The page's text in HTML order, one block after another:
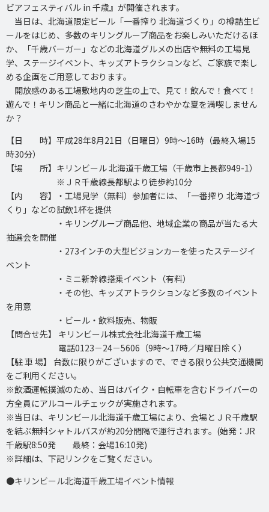
ビアフェスティバル in 千歳』が開催されます。
当日は、北海道限定ビール「一番搾り 北海道づくり」の樽詰生ビ
ールをはじめ、多数のキリングループ商品をお楽しみいただけるほ
か、「千歳バーガー」などの北海道グルメの出店や無料の工場見
学、ステージイベント、キッズアトラクションなど、ご家族で楽し
める企画をご用意しております。
開放感のある工場敷地内の芝生の上で、見て！飲んで！食べて！
遊んで！キリン商品と一緒に北海道のさわやかな夏を満喫しません
か？
【日 時】平成28年8月21日（日曜日）9時～16時（最終入場15
時30分）
【場 所】キリンビール 北海道千歳工場（千歳市上長都949-1）
※ＪＲ千歳線長都駅より徒歩約10分
【内 容】・工場見学（無料）参加者には、「一番搾り 北海道づ
くり」などの試飲1杯を提供
・キリングループ商品他、地域企業の商品が当たる大
抽選会を開催
・273インチの大型ビジョンカーを使ったステージイ
ベント
・ミニ新幹線搭乗イベント（有料）
・その他、キッズアトラクションなど多数のイベント
を用意
・ビール・飲料販売、物販
【問合せ先】 キリンビール株式会社北海道千歳工場
電話0123－24－5606（9時～17時／月曜日除く）
【駐 車 場】 台数に限りがございますので、できる限り公共交通機関
をご利用ください。
※飲酒運転撲滅のため、当日はバイク・自転車を含むドライバーの
方全員にアルコールチェックが実施されます。
※当日は、キリンビール北海道千歳工場により、会場とＪＲ千歳駅
を結ぶ無料シャトルバスが約20分間隔で運行されます。(始発：JR
千歳駅8:50発 最終：会場16:10発)
※詳細は、下記リンクをご覧ください。
●キリンビール北海道千歳工場イベント情報